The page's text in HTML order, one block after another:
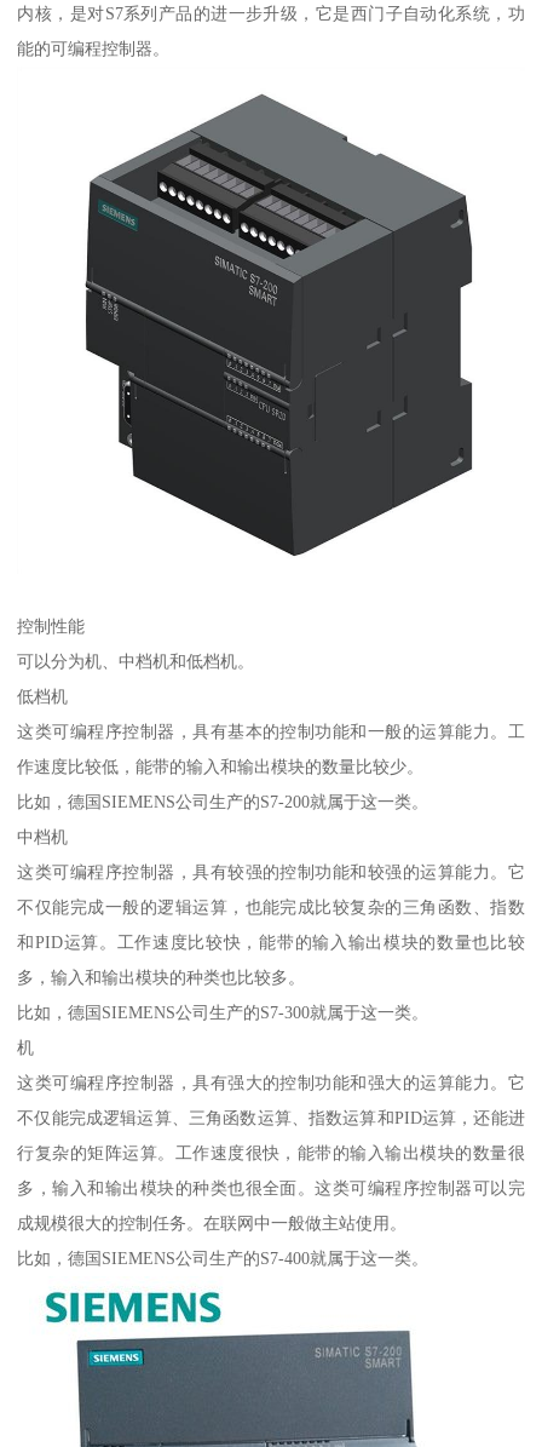
内核，是对S7系列产品的进一步升级，它是西门子自动化系统，功
能的可编程控制器。
控制性能
可以分为机、中档机和低档机。
低档机
这类可编程序控制器，具有基本的控制功能和一般的运算能力。工
作速度比较低，能带的输入和输出模块的数量比较少。
比如，德国SIEMENS公司生产的S7-200就属于这一类。
中档机
这类可编程序控制器，具有较强的控制功能和较强的运算能力。它
不仅能完成一般的逻辑运算，也能完成比较复杂的三角函数、指数
和PID运算。工作速度比较快，能带的输入输出模块的数量也比较
多，输入和输出模块的种类也比较多。
比如，德国SIEMENS公司生产的S7-300就属于这一类。
机
这类可编程序控制器，具有强大的控制功能和强大的运算能力。它
不仅能完成逻辑运算、三角函数运算、指数运算和PID运算，还能进
行复杂的矩阵运算。工作速度很快，能带的输入输出模块的数量很
多，输入和输出模块的种类也很全面。这类可编程序控制器可以完
成规模很大的控制任务。在联网中一般做主站使用。
比如，德国SIEMENS公司生产的S7-400就属于这一类。